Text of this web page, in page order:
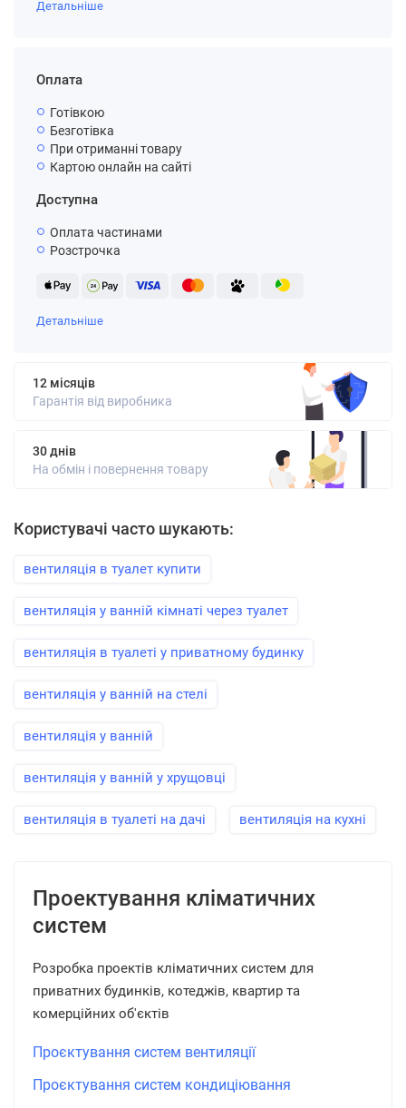
Детальніше
Оплата
Готівкою
Безготівка
При отриманні товару
Картою онлайн на сайті
Доступна
Оплата частинами
Розстрочка
Детальніше
12 місяців
Гарантія від виробника
30 днів
На обмін і повернення товару
Користувачі часто шукають:
вентиляція в туалет купити
вентиляція у ванній кімнаті через туалет
вентиляція в туалеті у приватному будинку
вентиляція у ванній на стелі
вентиляція у ванній
вентиляція у ванній у хрущовці
вентиляція в туалеті на дачі вентиляція на кухні
Проектування кліматичних
систем
Розробка проектів кліматичних систем для
приватних будинків, котеджів, квартир та
комерційних об'єктів
Проєктування систем вентиляції
Проєктування систем кондиціювання